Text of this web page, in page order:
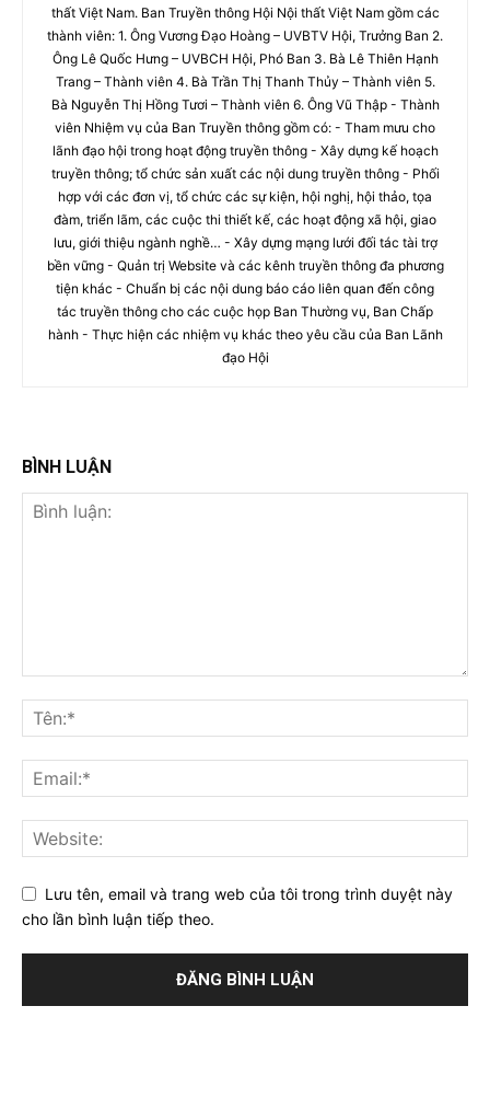
thất Việt Nam. Ban Truyền thông Hội Nội thất Việt Nam gồm các
thành viên: 1. Ông Vương Đạo Hoàng – UVBTV Hội, Trưởng Ban 2.
Ông Lê Quốc Hưng – UVBCH Hội, Phó Ban 3. Bà Lê Thiên Hạnh
Trang – Thành viên 4. Bà Trần Thị Thanh Thủy – Thành viên 5.
Bà Nguyễn Thị Hồng Tươi – Thành viên 6. Ông Vũ Thập - Thành
viên Nhiệm vụ của Ban Truyền thông gồm có: - Tham mưu cho
lãnh đạo hội trong hoạt động truyền thông - Xây dựng kế hoạch
truyền thông; tổ chức sản xuất các nội dung truyền thông - Phối
hợp với các đơn vị, tổ chức các sự kiện, hội nghị, hội thảo, tọa
đàm, triển lãm, các cuộc thi thiết kế, các hoạt động xã hội, giao
lưu, giới thiệu ngành nghề… - Xây dựng mạng lưới đối tác tài trợ
bền vững - Quản trị Website và các kênh truyền thông đa phương
tiện khác - Chuẩn bị các nội dung báo cáo liên quan đến công
tác truyền thông cho các cuộc họp Ban Thường vụ, Ban Chấp
hành - Thực hiện các nhiệm vụ khác theo yêu cầu của Ban Lãnh
đạo Hội
BÌNH LUẬN
Lưu tên, email và trang web của tôi trong trình duyệt này
cho lần bình luận tiếp theo.